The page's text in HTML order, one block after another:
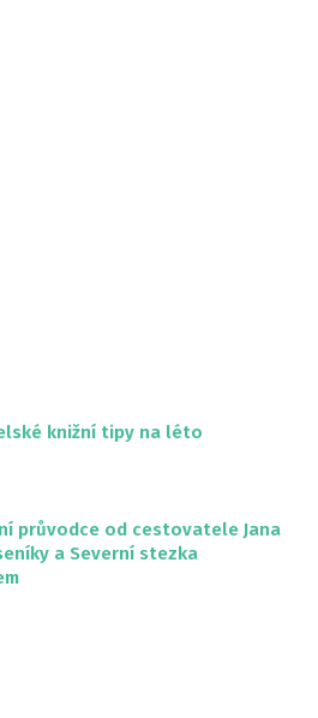
knižní tipy na léto
průvodce od cestovatele Jana
a Severní stezka